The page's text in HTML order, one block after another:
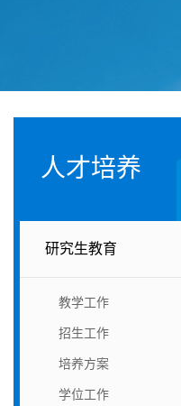
人才培养
研究生教育
教学工作
招生工作
培养方案
学位工作